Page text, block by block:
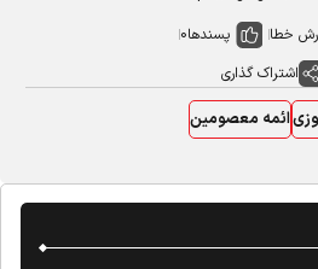
خطا پسندها0
اشتراک گذاری
ائمه معصومین